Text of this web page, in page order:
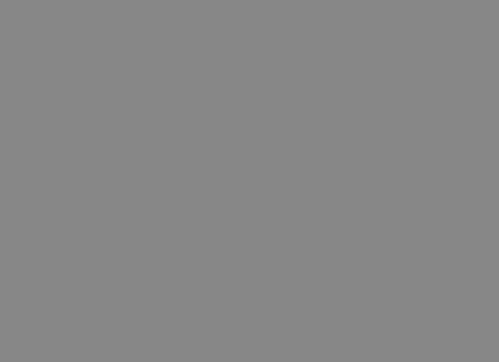
van een willekeurig
om de sessiestatus
Analytics, waarbij
te leveren,
aantal weergaven van
microsoft-
tussen veel
kunnen worden
of het popup-
of het popup-
op verschillende sites
over het algemeen
Met deze cookie kan
functioneren.